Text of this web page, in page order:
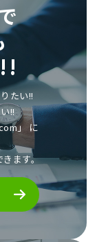
たい!!
!!
」 に
きます。